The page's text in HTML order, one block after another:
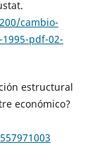
cambio-
pdf-02-
estructural
económico?